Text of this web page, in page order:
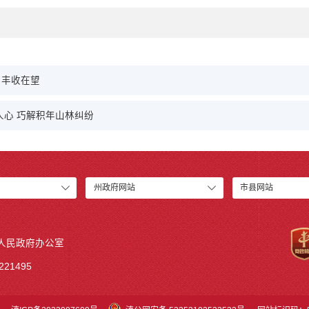
收在望
巧解积年山林纠纷
州政府网站 市县网站
民政府办公室